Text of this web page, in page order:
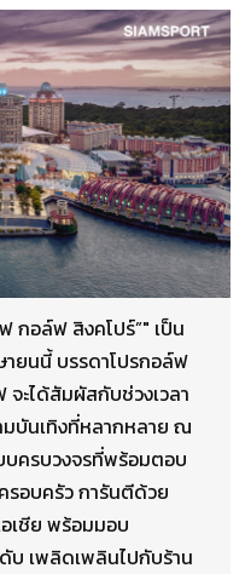
กอล์ฟ สิงคโปร์”" เป็น
ายนนี้ บรรดาโปรกอล์ฟ
ะได้สัมผัสกับช่วงเวลา
บันเทิงที่หลากหลาย ณ
บครบวงจรที่พร้อมตอบ
รอบครัว การันตีด้วย
เชีย พร้อมมอบ
บ เพลิดเพลินไปกับร้าน